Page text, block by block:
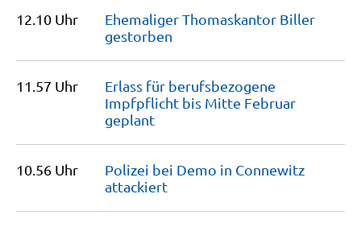
12.10 Uhr
Ehemaliger Thomaskantor Biller
gestorben
11.57 Uhr
Erlass für berufsbezogene
Impfpflicht bis Mitte Februar
geplant
10.56 Uhr
Polizei bei Demo in Connewitz
attackiert